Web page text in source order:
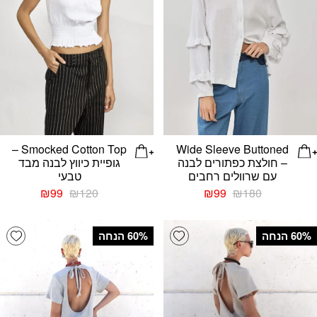
Wide Sleeve Buttoned
– חולצת כפתורים לבנה
עם שרוולים רחבים
₪180
המחיר
₪180.
₪99
₪99.
Smocked Cotton Top –
גופיית כיווץ לבנה מבד
טבעי
₪120
המחיר
₪120.
₪99 המחיר
₪99.
Add wishlist ‫60% הנחה ‫60% הנחה